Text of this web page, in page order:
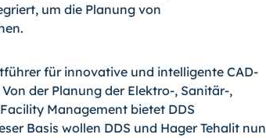
um die Planung von
für innovative und intelligente CAD-
der Planung der Elektro-, Sanitär-,
Management bietet DDS
Basis wollen DDS und Hager Tehalit nun